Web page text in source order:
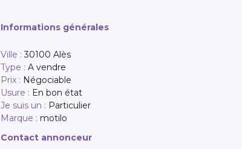
Informations générales
Ville :30100 Alès
Type :A vendre
Prix : Négociable
Usure : En bon état
Je suis un : Particulier
Marque : motilo
Contact annonceur